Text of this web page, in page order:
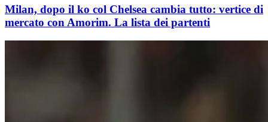
Milan, dopo il ko col Chelsea cambia tutto: vertice di
mercato con Amorim. La lista dei partenti